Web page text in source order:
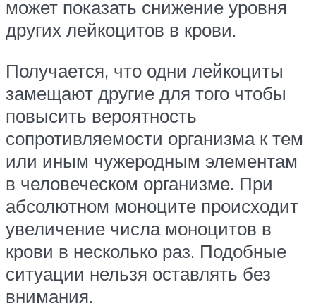
может показать снижение уровня
других лейкоцитов в крови.
Получается, что одни лейкоциты
замещают другие для того чтобы
повысить вероятность
сопротивляемости организма к тем
или иным чужеродным элементам
в человеческом организме. При
абсолютном моноците происходит
увеличение числа моноцитов в
крови в несколько раз. Подобные
ситуации нельзя оставлять без
внимания.